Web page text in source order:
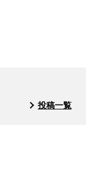
投稿一覧